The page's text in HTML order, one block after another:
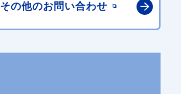
その他のお問い合わせ